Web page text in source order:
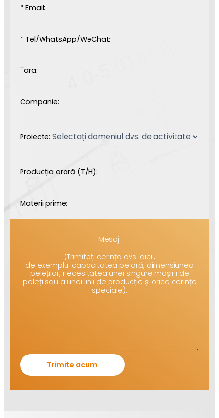
* Email:
* Tel/WhatsApp/WeChat:
Țara:
Companie:
Proiecte:
Producția orară (T/H):
Materii prime:
Mesaj:
(Trimiteți cerința dvs. aici ,
de exemplu: capacitatea pe oră, dimensiunea
peleților, necesitatea unei singure mașini de
peleți sau a unei linii de producție și orice cerințe
speciale).